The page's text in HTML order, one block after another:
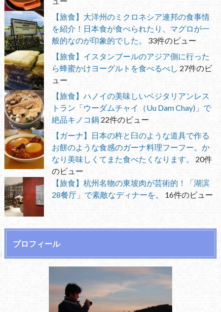
【旅食】大洋州のミクロネシア連邦の食事情
を紹介！日本食が食べられたり、マグロが一
般的なのが印象的でした。
33件のビュー
【旅食】イスタンブールのアジア側に行った
ら蜂蜜かけヨーグルトを食べるべし 27件のビ
ュー
【旅食】ハノイの美味しいベジタリアンレス
トラン「ウーダムチャイ（Uu Dam Chay)」で
絶品キノコ鍋 22件のビュー
【ガーナ】日本の杵と臼のような道具で作る
お餅のような食感のガーナ料理フーフー。か
なり美味しくてまた食べたくなります。
20件
のビュー
【旅食】杭州名物の東坡肉が芸術的！「湖滨
28餐厅」で素敵なディナーを。
16件のビュー
プロフィール